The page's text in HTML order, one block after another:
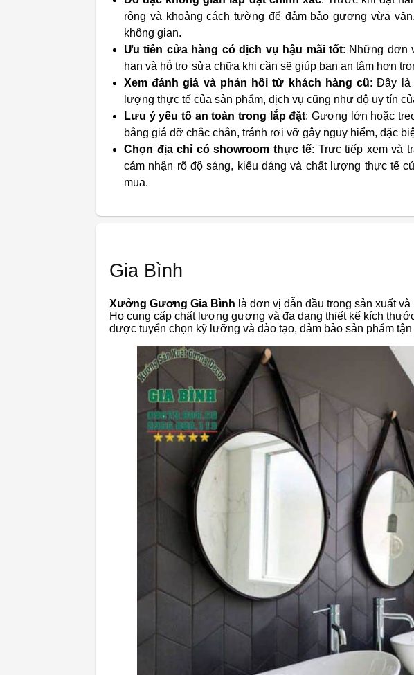
rộng và khoảng cách tường để đảm bảo gương vừa
không gian.
Ưu tiên cửa hàng có dịch vụ hậu mãi tốt: Những đơn
hạn và hỗ trợ sửa chữa khi cần sẽ giúp bạn an tâm hơn
Xem đánh giá và phản hồi từ khách hàng cũ: Đây là
lượng thực tế của sản phẩm, dịch vụ cũng như độ uy tín
Lưu ý yếu tố an toàn trong lắp đặt: Gương lớn hoặc
bằng giá đỡ chắc chắn, tránh rơi vỡ gây nguy hiểm, đặc
Chọn địa chỉ có showroom thực tế: Trực tiếp xem và
cảm nhận rõ độ sáng, kiểu dáng và chất lượng thực tế
mua.
Gia Bình
Xưởng Gương Gia Bình là đơn vị dẫn đầu trong sản xuất
Họ cung cấp chất lượng gương và đa dạng thiết kế kích
được tuyển chọn kỹ lưỡng và đào tạo, đảm bảo sản phẩm tận